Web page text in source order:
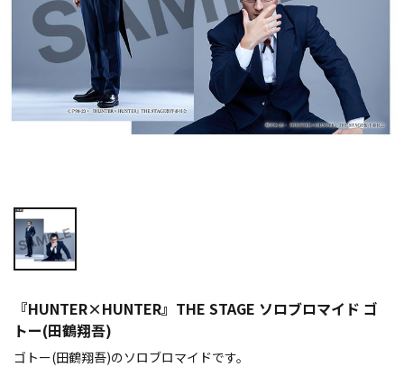
『HUNTER×HUNTER』THE STAGE ソロブロマイド ゴ
トー(田鶴翔吾)
ゴトー(田鶴翔吾)のソロブロマイドです。